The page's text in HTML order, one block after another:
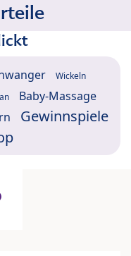
Wickeln
Baby-Massage
Gewinnspiele